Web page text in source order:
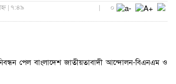
| ৭:৪৯
| ০
পেল বাংলাদেশ জাতীয়তাবাদী আন্দোলন-বিএনএম ও